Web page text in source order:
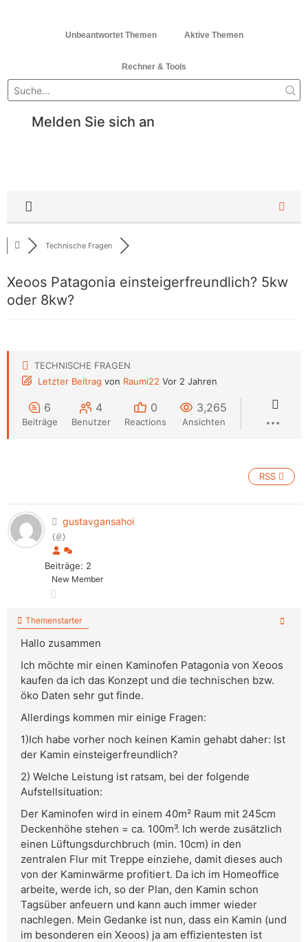
Unbeantwortet Themen Aktive Themen
Rechner & Tools
Melden Sie sich an
Technische Fragen
Xeoos Patagonia einsteigerfreundlich? 5kw
oder 8kw?
TECHNISCHE FRAGEN
Letzter Beitrag von Raumi22 Vor 2 Jahren
6
Beiträge
4
Benutzer
0
Reactions
3,265
Ansichten
RSS
gustavgansahoi
(@)
Beiträge: 2
New Member
Themenstarter
Hallo zusammen
Ich möchte mir einen Kaminofen Patagonia von Xeoos
kaufen da ich das Konzept und die technischen bzw.
öko Daten sehr gut finde.
Allerdings kommen mir einige Fragen:
1)Ich habe vorher noch keinen Kamin gehabt daher: Ist
der Kamin einsteigerfreundlich?
2) Welche Leistung ist ratsam, bei der folgende
Aufstellsituation:
Der Kaminofen wird in einem 40m² Raum mit 245cm
Deckenhöhe stehen = ca. 100m³. Ich werde zusätzlich
einen Lüftungsdurchbruch (min. 10cm) in den
zentralen Flur mit Treppe einziehe, damit dieses auch
von der Kaminwärme profitiert. Da ich im Homeoffice
arbeite, werde ich, so der Plan, den Kamin schon
Tagsüber anfeuern und kann auch immer wieder
nachlegen. Mein Gedanke ist nun, dass ein Kamin (und
im besonderen ein Xeoos) ja am effizientesten ist